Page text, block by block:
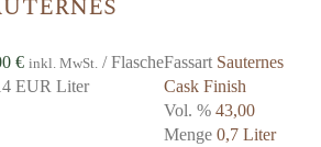
€ inkl. MwSt. / Flasche
EUR Liter
Fassart Sauternes
Cask Finish
Vol. %43,00
Menge0,7 Liter